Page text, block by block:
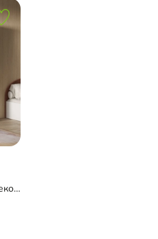
Распашной шкаф Лесама-3 Декор 1